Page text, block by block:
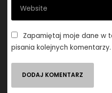
Zapamiętaj moje dane w
pisania kolejnych komentarzy.